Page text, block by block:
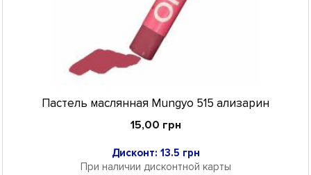
Пастель маслянная Mungyo 515 ализарин
15,00 грн
Дисконт: 13.5 грн
При наличии дисконтной карты